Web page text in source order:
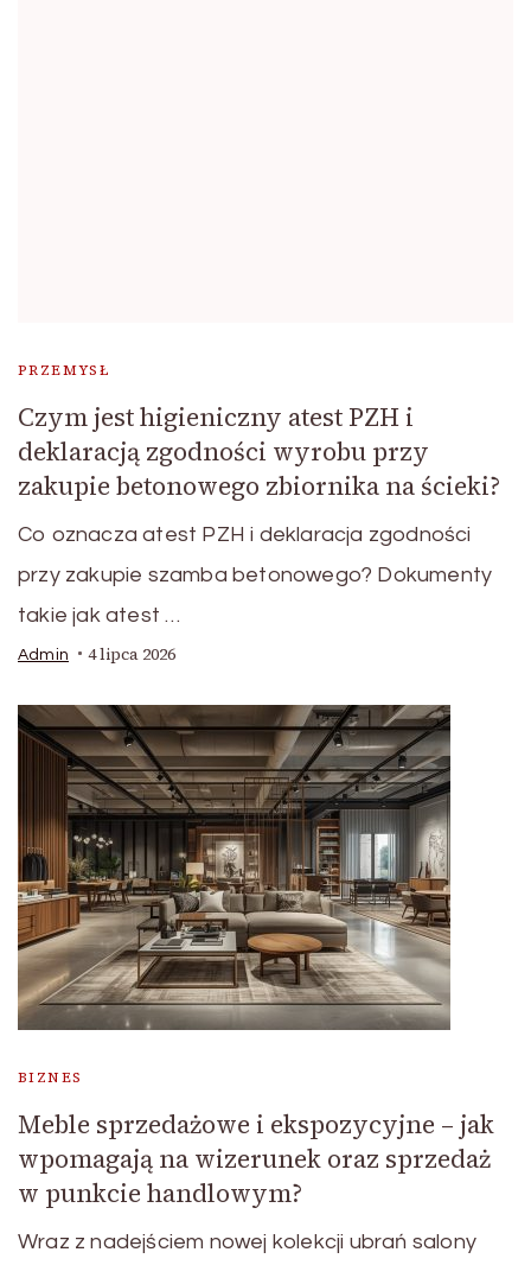
PRZEMYSŁ
Czym jest higieniczny atest PZH i
deklaracją zgodności wyrobu przy
zakupie betonowego zbiornika na ścieki?
Co oznacza atest PZH i deklaracja zgodności
przy zakupie szamba betonowego? Dokumenty
takie jak atest …
Admin 4 lipca 2026
BIZNES
Meble sprzedażowe i ekspozycyjne – jak
wpomagają na wizerunek oraz sprzedaż
w punkcie handlowym?
Wraz z nadejściem nowej kolekcji ubrań salony